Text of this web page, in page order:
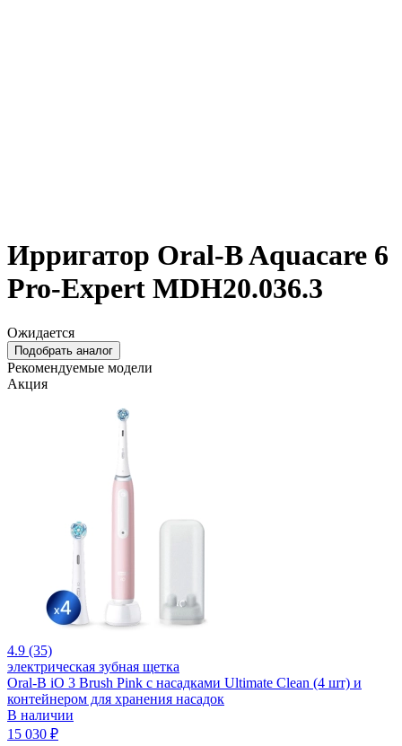
Ирригатор Oral-B Aquacare 6
Pro-Expert MDH20.036.3
Ожидается
Подобрать аналог
Рекомендуемые модели
Акция
4.9 (35)
электрическая зубная щетка
Oral-B iO 3 Brush Pink с насадками Ultimate Clean (4 шт) и
контейнером для хранения насадок
В наличии
15 030 ₽